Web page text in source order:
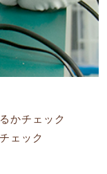
かチェック
ェック